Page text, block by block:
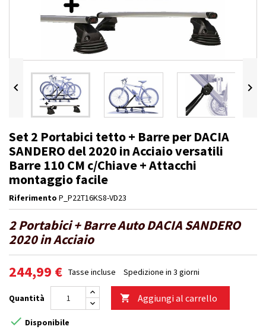
 
Set 2 Portabici tetto + Barre per DACIA
SANDERO del 2020 in Acciaio versatili
Barre 110 CM c/Chiave + Attacchi
montaggio facile
Riferimento P_P22T16KS8-VD23
2 Portabici + Barre Auto DACIA SANDERO
2020 in Acciaio
244,99 € Tasse incluse Spedizione in 3 giorni
Quantità  Aggiungi al carrello
 Disponibile